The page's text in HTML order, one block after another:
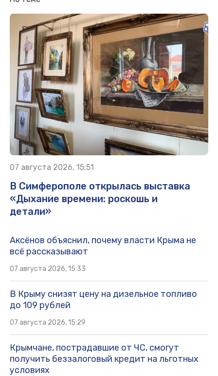
07 августа 2026, 15:51
В Симферополе открылась выставка
«Дыхание времени: роскошь и
детали»
Аксёнов объяснил, почему власти Крыма не
всё рассказывают
07 августа 2026, 15:33
В Крыму снизят цену на дизельное топливо
до 109 рублей
07 августа 2026, 15:29
Крымчане, пострадавшие от ЧС, смогут
получить беззалоговый кредит на льготных
условиях